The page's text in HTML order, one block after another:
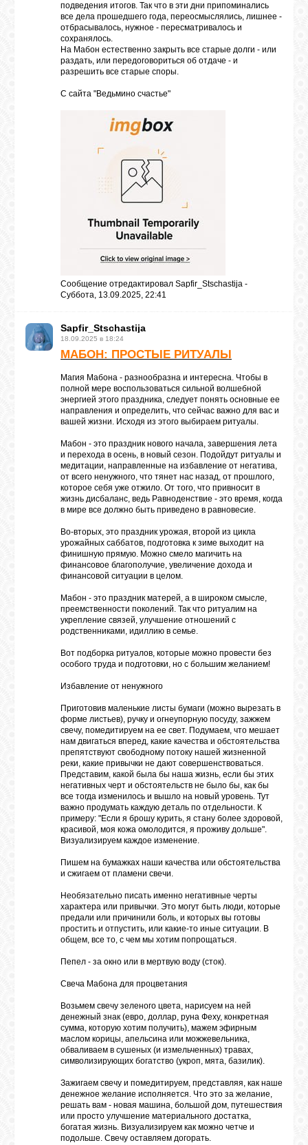
подведения итогов. Так что в эти дни припоминались
все дела прошедшего года, переосмыслялись, лишнее -
отбрасывалось, нужное - пересматривалось и
сохранялось.
На Мабон естественно закрыть все старые долги - или
раздать, или передоговориться об отдаче - и
разрешить все старые споры.
С сайта "Ведьмино счастье"
Сообщение отредактировал Sapfir_Stschastija -
Суббота, 13.09.2025, 22:41
Sapfir_Stschastija
18.09.2025 в 18:24
МАБОН: ПРОСТЫЕ РИТУАЛЫ
Магия Мабона - разнообразна и интересна. Чтобы в
полной мере воспользоваться сильной волшебной
энергией этого праздника, следует понять основные ее
направления и определить, что сейчас важно для вас и
вашей жизни. Исходя из этого выбираем ритуалы.
Мабон - это праздник нового начала, завершения лета
и перехода в осень, в новый сезон. Подойдут ритуалы и
медитации, направленные на избавление от негатива,
от всего ненужного, что тянет нас назад, от прошлого,
которое себя уже отжило. От того, что привносит в
жизнь дисбаланс, ведь Равноденствие - это время, когда
в мире все должно быть приведено в равновесие.
Во-вторых, это праздник урожая, второй из цикла
урожайных саббатов, подготовка к зиме выходит на
финишную прямую. Можно смело магичить на
финансовое благополучие, увеличение дохода и
финансовой ситуации в целом.
Мабон - это праздник матерей, а в широком смысле,
преемственности поколений. Так что ритуалим на
укрепление связей, улучшение отношений с
родственниками, идиллию в семье.
Вот подборка ритуалов, которые можно провести без
особого труда и подготовки, но с большим желанием!
Избавление от ненужного
Приготовив маленькие листы бумаги (можно вырезать в
форме листьев), ручку и огнеупорную посуду, зажжем
свечу, помедитируем на ее свет. Подумаем, что мешает
нам двигаться вперед, какие качества и обстоятельства
препятствуют свободному потоку нашей жизненной
реки, какие привычки не дают совершенствоваться.
Представим, какой была бы наша жизнь, если бы этих
негативных черт и обстоятельств не было бы, как бы
все тогда изменилось и вышло на новый уровень. Тут
важно продумать каждую деталь по отдельности. К
примеру: "Если я брошу курить, я стану более здоровой,
красивой, моя кожа омолодится, я проживу дольше".
Визуализируем каждое изменение.
Пишем на бумажках наши качества или обстоятельства
и сжигаем от пламени свечи.
Необязательно писать именно негативные черты
характера или привычки. Это могут быть люди, которые
предали или причинили боль, и которых вы готовы
простить и отпустить, или какие-то иные ситуации. В
общем, все то, с чем мы хотим попрощаться.
Пепел - за окно или в мертвую воду (сток).
Свеча Мабона для процветания
Возьмем свечу зеленого цвета, нарисуем на ней
денежный знак (евро, доллар, руна Феху, конкретная
сумма, которую хотим получить), мажем эфирным
маслом корицы, апельсина или можжевельника,
обваливаем в сушеных (и измельченных) травах,
символизирующих богатство (укроп, мята, базилик).
Зажигаем свечу и помедитируем, представляя, как наше
денежное желание исполняется. Что это за желание,
решать вам - новая машина, большой дом, путешествия
или просто улучшение материального достатка,
богатая жизнь. Визуализируем как можно четче и
подольше. Свечу оставляем догорать.